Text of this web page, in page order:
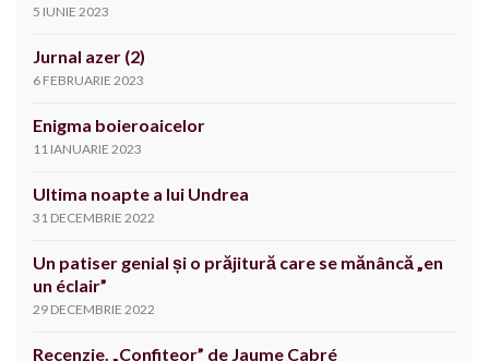
5 IUNIE 2023
Jurnal azer (2)
6 FEBRUARIE 2023
Enigma boieroaicelor
11 IANUARIE 2023
Ultima noapte a lui Undrea
31 DECEMBRIE 2022
Un patiser genial și o prăjitură care se mănâncă „en
un éclair”
29 DECEMBRIE 2022
Recenzie. „Confiteor” de Jaume Cabré